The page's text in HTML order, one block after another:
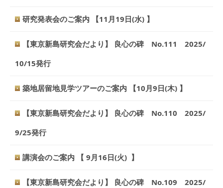
研究発表会のご案内 【11月19日(水) 】
【東京新島研究会だより】 良心の碑 No.111 2025/
10/15発行
築地居留地見学ツアーのご案内 【10月9日(木) 】
【東京新島研究会だより】 良心の碑 No.110 2025/
9/25発行
講演会のご案内 【 9月16日(火) 】
【東京新島研究会だより】 良心の碑 No.109 2025/